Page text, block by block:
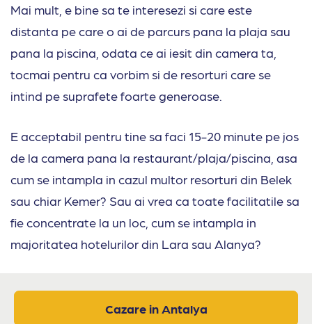
Mai mult, e bine sa te interesezi si care este
distanta pe care o ai de parcurs pana la plaja sau
pana la piscina, odata ce ai iesit din camera ta,
tocmai pentru ca vorbim si de resorturi care se
intind pe suprafete foarte generoase.
E acceptabil pentru tine sa faci 15-20 minute pe jos
de la camera pana la restaurant/plaja/piscina, asa
cum se intampla in cazul multor resorturi din Belek
sau chiar Kemer? Sau ai vrea ca toate facilitatile sa
fie concentrate la un loc, cum se intampla in
majoritatea hotelurilor din Lara sau Alanya?
Cazare in Antalya